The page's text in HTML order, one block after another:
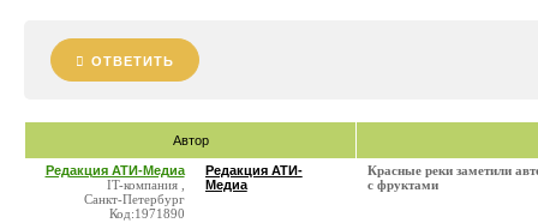
ОТВЕТИТЬ
Автор
Редакция АТИ-Медиа
IT-компания ,
Санкт-Петербург
Код:1971890
Редакция АТИ-
Медиа
Красные реки заметили
с фруктами